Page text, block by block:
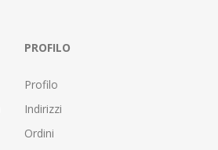
PROFILO
Profilo
Indirizzi
Ordini